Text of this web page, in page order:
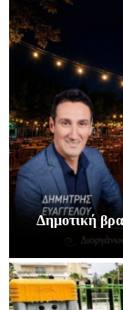
Δημοτική